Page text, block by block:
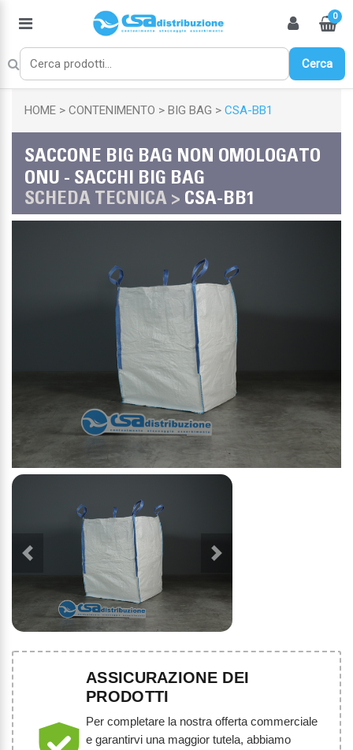
0
Cerca
HOME CONTENIMENTO BIG BAG CSA-BB1
SACCONE BIG BAG NON OMOLOGATO
ONU - SACCHI BIG BAG
SCHEDA TECNICA > CSA-BB1
ASSICURAZIONE DEI
PRODOTTI
Per completare la nostra offerta commerciale
e garantirvi una maggior tutela, abbiamo